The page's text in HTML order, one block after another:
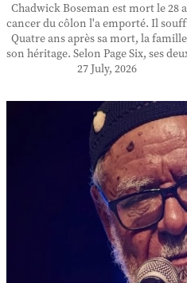
Chadwick Boseman est mort le 28
cancer du côlon l'a emporté. Il
Quatre ans après sa mort, la
son héritage. Selon Page Six, ses
27 July, 2026